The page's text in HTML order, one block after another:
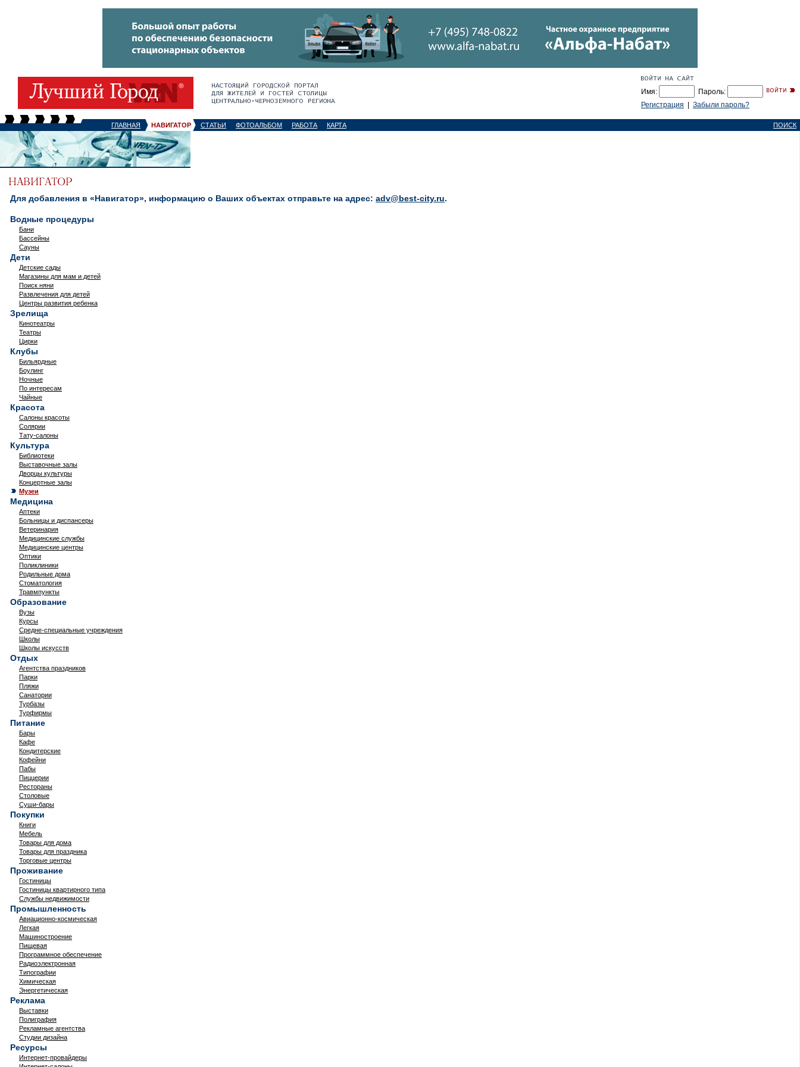
Имя:
Пароль:
Регистрация
Забыли пароль?
ГЛАВНАЯ НАВИГАТОР СТАТЬИ ФОТОАЛЬБОМ РАБОТА КАРТА ПОИСК
Для добавления в «Навигатор», информацию о Ваших объектах отправьте на адрес: adv@best-city.ru.
Водные процедуры
Бани
Бассейны
Сауны
Дети
Детские сады
Магазины для мам и детей
Поиск няни
Развлечения для детей
Центры развития ребенка
Зрелища
Кинотеатры
Театры
Цирки
Клубы
Бильярдные
Боулинг
Ночные
По интересам
Чайные
Красота
Салоны красоты
Солярии
Тату-салоны
Культура
Библиотеки
Выставочные залы
Дворцы культуры
Концертные залы
Музеи
Медицина
Аптеки
Больницы и диспансеры
Ветеринария
Медицинские службы
Медицинские центры
Оптики
Поликлиники
Родильные дома
Стоматология
Травмпункты
Образование
Вузы
Курсы
Средне-специальные учреждения
Школы
Школы искусств
Отдых
Агентства праздников
Парки
Пляжи
Санатории
Турбазы
Турфирмы
Питание
Бары
Кафе
Кондитерские
Кофейни
Пабы
Пиццерии
Рестораны
Столовые
Суши-бары
Покупки
Книги
Мебель
Товары для дома
Товары для праздника
Торговые центры
Проживание
Гостиницы
Гостиницы квартирного типа
Службы недвижимости
Промышленность
Авиационно-космическая
Легкая
Машиностроение
Пищевая
Программное обеспечение
Радиоэлектронная
Типографии
Химическая
Энергетическая
Реклама
Выставки
Полиграфия
Рекламные агентства
Студии дизайна
Ресурсы
Интернет-провайдеры